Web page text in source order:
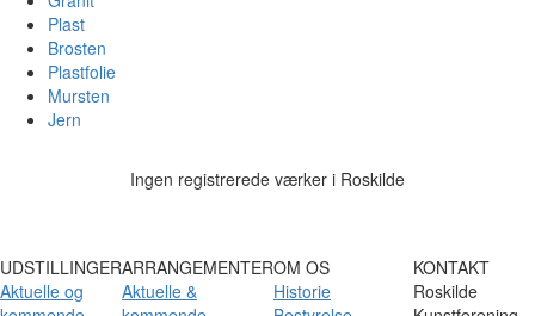
Plast
Brosten
Plastfolie
Mursten
Jern
Ingen registrerede værker i Roskilde
UDSTILLINGER
Aktuelle og
ARRANGEMENTER
Aktuelle &
OM OS
Historie
KONTAKT
Roskilde